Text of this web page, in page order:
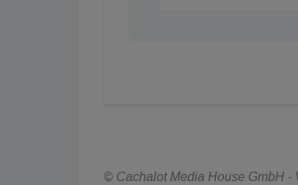
© Cachalot Media House GmbH -